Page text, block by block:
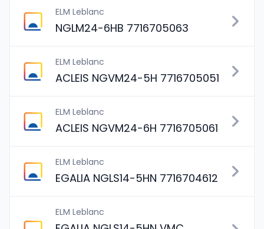
ELM Leblanc
NGLM24-6HB 7716705063
ELM Leblanc
ACLEIS NGVM24-5H 7716705051
ELM Leblanc
ACLEIS NGVM24-6H 7716705061
ELM Leblanc
EGALIA NGLS14-5HN 7716704612
ELM Leblanc